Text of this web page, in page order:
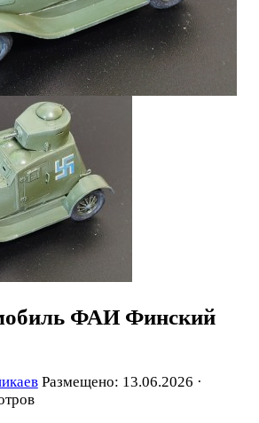
ФАИ Финский
Размещено: 13.06.2026 ·